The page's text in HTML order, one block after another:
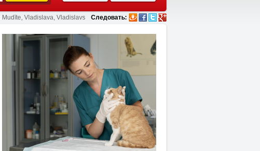
Mudīte, Vladislava, Vladislavs Следовать: